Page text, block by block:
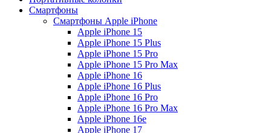
Смартфоны
Смартфоны Apple iPhone
Apple iPhone 15
Apple iPhone 15 Plus
Apple iPhone 15 Pro
Apple iPhone 15 Pro Max
Apple iPhone 16
Apple iPhone 16 Plus
Apple iPhone 16 Pro
Apple iPhone 16 Pro Max
Apple iPhone 16e
Apple iPhone 17